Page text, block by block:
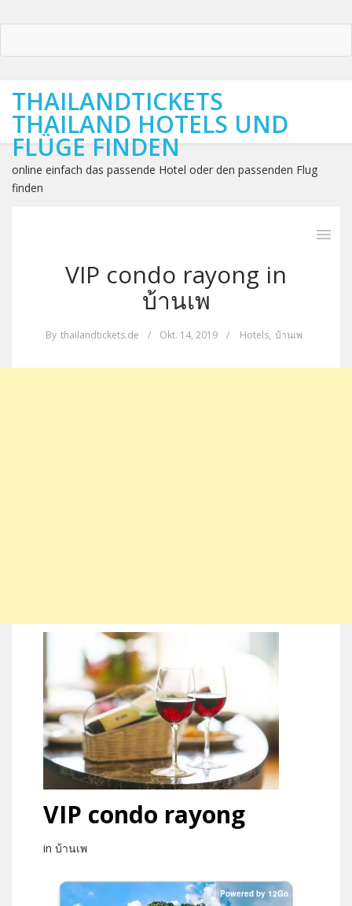
THAILANDTICKETS
THAILAND HOTELS UND
FLÜGE FINDEN
online einfach das passende Hotel oder den passenden Flug
finden
VIP condo rayong in
บ้านเพ
By thailandtickets.de / Okt. 14, 2019 / Hotels, บ้านเพ
VIP condo rayong
in บ้านเพ